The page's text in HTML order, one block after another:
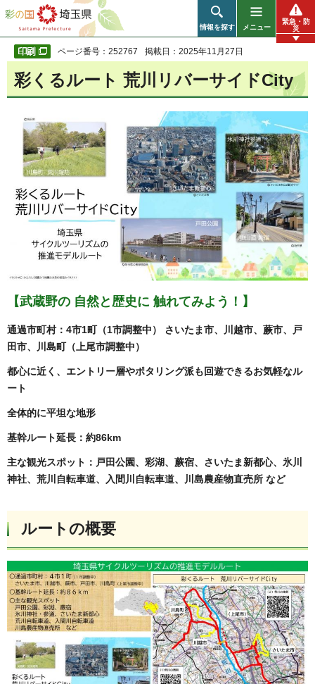
彩の国 埼玉県
情報を探す メニュー
緊急・防
災
ページ番号：252767 掲載日：2025年11月27日
彩くるルート 荒川リバーサイドCity
【武蔵野の 自然と歴史に 触れてみよう！】
通過市町村：4市1町（1市調整中） さいたま市、川越市、蕨市、戸
田市、川島町（上尾市調整中）
都心に近く、エントリー層やポタリング派も回遊できるお気軽なル
ート
全体的に平坦な地形
基幹ルート延長：約86km
主な観光スポット：戸田公園、彩湖、蕨宿、さいたま新都心、氷川
神社、 荒川自転車道、入間川自転車道、川島農産物直売所 など
ルートの概要